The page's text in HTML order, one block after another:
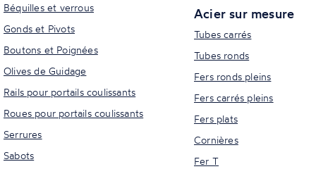
Béquilles et verrous
Gonds et Pivots
Boutons et Poignées
Olives de Guidage
Rails pour portails coulissants
Roues pour portails coulissants
Serrures
Sabots
Acier sur mesure
Tubes carrés
Tubes ronds
Fers ronds pleins
Fers carrés pleins
Fers plats
Cornières
Fer T